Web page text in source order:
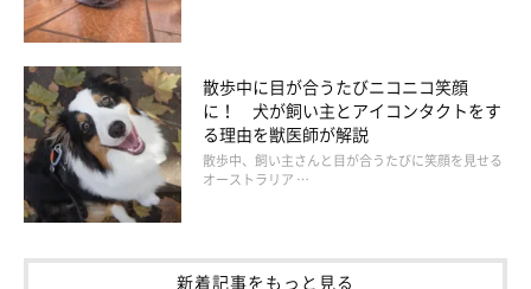
あおむけ、うつぶせのあと、顔まわりや足先までくまなく異常がないか確認
全身をくまなくなでながら、しこりやその他の異常、触られて嫌
がるところがないかなどを確認。毎日20分ほどかけて、うつぶせ
で頭頂部から背中、あおむけで顔から足先まで確認します。
散歩中に目が合うたびニコニコ笑顔
に！ 犬が飼い主とアイコンタクトをす
る理由を獣医師が解説
散歩中、飼い主さんと目が合うたびに笑顔を見せる
オーストラリア …
新着記事をもっと見る